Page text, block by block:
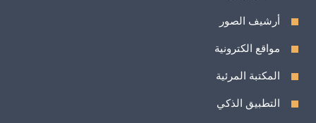
أرشيف الصور
مواقع الكترونية
المكتبة المرئية
التطبيق الذكي